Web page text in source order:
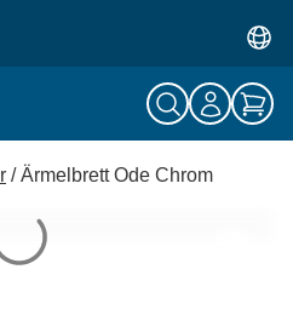
/ Ärmelbrett Ode Chrom